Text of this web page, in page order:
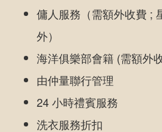
傭人服務（需額外收費 ;
外）
海洋俱樂部會籍 (需額外
由仲量聯行管理
24 小時禮賓服務
洗衣服務折扣